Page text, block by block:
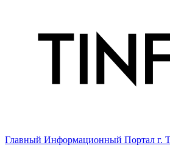
Главный Информационный Портал г.